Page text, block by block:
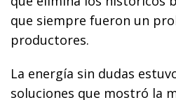
que siempre fueron un
productores.
La energía sin dudas
soluciones que mostró la